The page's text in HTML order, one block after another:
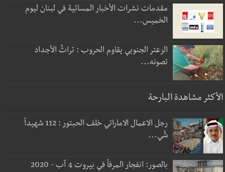
مقدمات نشرات الأخبار المسائية في لبنان ليوم
الخميس...
الزعتر الجنوبي يقاوم الحروب : تراثٌ الأجداد
تصونه...
الأكثر مشاهدة البارحة
رجل الاعمال الاماراتي خلف الحبتور : 112 شهيداً
شُي...
بالصور: انفجار المرفأ في بيروت 4 آب - 2020